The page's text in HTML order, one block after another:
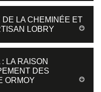
DE LA CHEMINÉE ET
LOBRY
LA RAISON
DES
ORMOY